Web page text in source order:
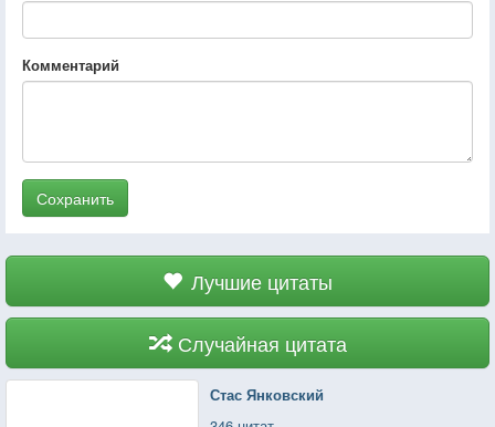
Комментарий
Сохранить
Лучшие цитаты
Случайная цитата
Стас Янковский